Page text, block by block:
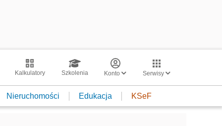
Kalkulatory Szkolenia Konto Serwisy
Nieruchomości Edukacja KSeF